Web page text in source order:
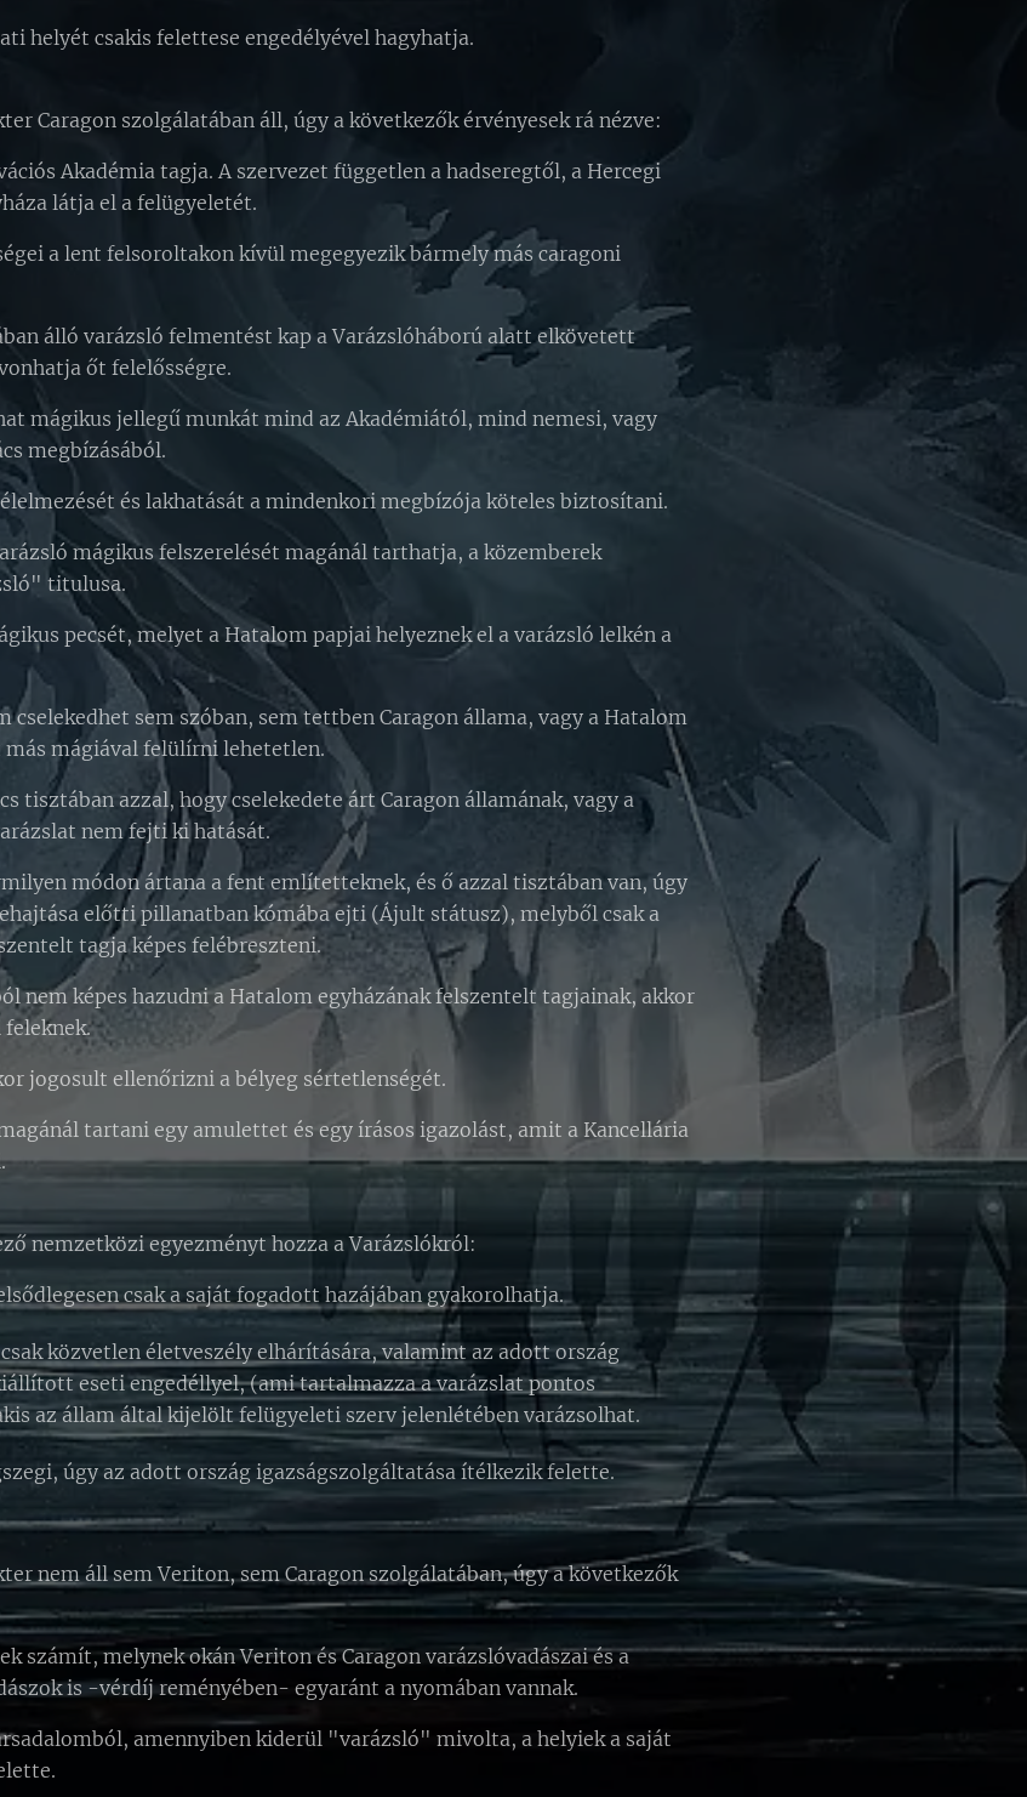
helyét csakis felettese engedélyével hagyhatja.
Caragon szolgálatában áll, úgy a következők érvényesek rá nézve:
Akadémia tagja. A szervezet független a hadseregtől, a Hercegi
látja el a felügyeletét.
a lent felsoroltakon kívül megegyezik bármely más caragoni
álló varázsló felmentést kap a Varázslóháború alatt elkövetett
őt felelősségre.
mágikus jellegű munkát mind az Akadémiától, mind nemesi, vagy
megbízásából.
és lakhatását a mindenkori megbízója köteles biztosítani.
mágikus felszerelését magánál tarthatja, a közemberek
titulusa.
pecsét, melyet a Hatalom papjai helyeznek el a varázsló lelkén a
cselekedhet sem szóban, sem tettben Caragon állama, vagy a Hatalom
más mágiával felülírni lehetetlen.
tisztában azzal, hogy cselekedete árt Caragon államának, vagy a
nem fejti ki hatását.
módon ártana a fent említetteknek, és ő azzal tisztában van, úgy
előtti pillanatban kómába ejti (Ájult státusz), melyből csak a
tagja képes felébreszteni.
nem képes hazudni a Hatalom egyházának felszentelt tagjainak, akkor
feleknek.
jogosult ellenőrizni a bélyeg sértetlenségét.
tartani egy amulettet és egy írásos igazolást, amit a Kancellária
nemzetközi egyezményt hozza a Varázslókról:
csak a saját fogadott hazájában gyakorolhatja.
közvetlen életveszély elhárítására, valamint az adott ország
eseti engedéllyel, (ami tartalmazza a varázslat pontos
az állam által kijelölt felügyeleti szerv jelenlétében varázsolhat.
úgy az adott ország igazságszolgáltatása ítélkezik felette.
nem áll sem Veriton, sem Caragon szolgálatában, úgy a következők
számít, melynek okán Veriton és Caragon varázslóvadászai és a
is -vérdíj reményében- egyaránt a nyomában vannak.
amennyiben kiderül "varázsló" mivolta, a helyiek a saját